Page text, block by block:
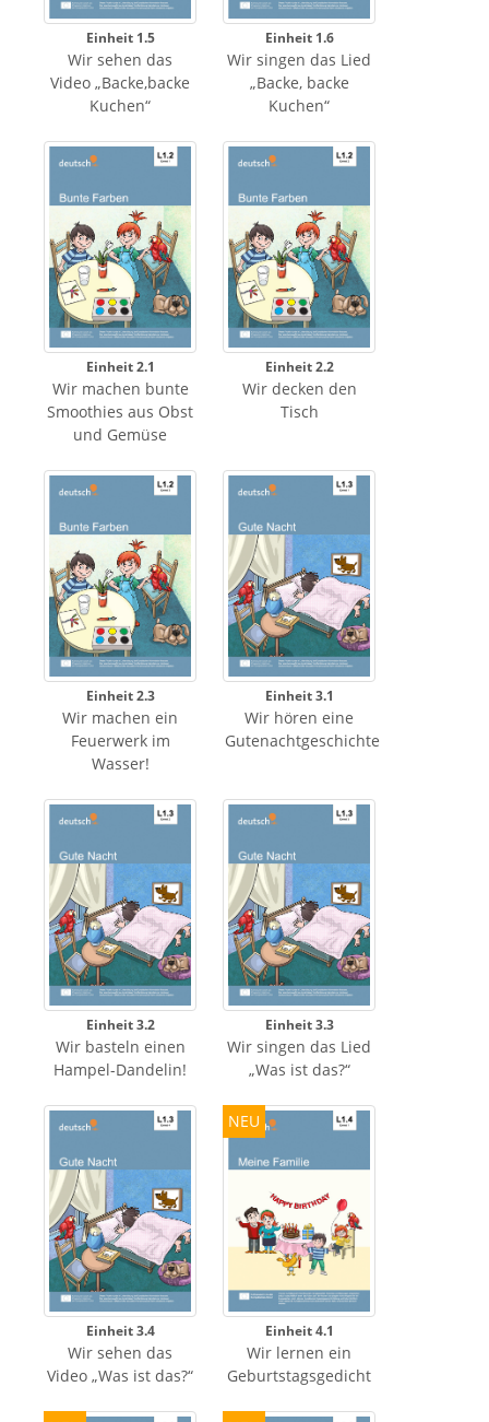
Einheit 1.5
Wir sehen das
Video „Backe,backe
Kuchen“
Einheit 1.6
Wir singen das Lied
„Backe, backe
Kuchen“
Einheit 2.1
Wir machen bunte
Smoothies aus Obst
und Gemüse
Einheit 2.2
Wir decken den
Tisch
Einheit 2.3
Wir machen ein
Feuerwerk im
Wasser!
Einheit 3.1
Wir hören eine
Gutenachtgeschichte
Einheit 3.2
Wir basteln einen
Hampel-Dandelin!
Einheit 3.3
Wir singen das Lied
„Was ist das?“
Einheit 3.4
Wir sehen das
Video „Was ist das?“
NEU
Einheit 4.1
Wir lernen ein
Geburtstagsgedicht